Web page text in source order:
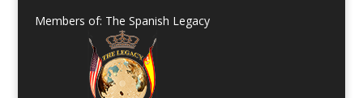
Members of: The Spanish Legacy